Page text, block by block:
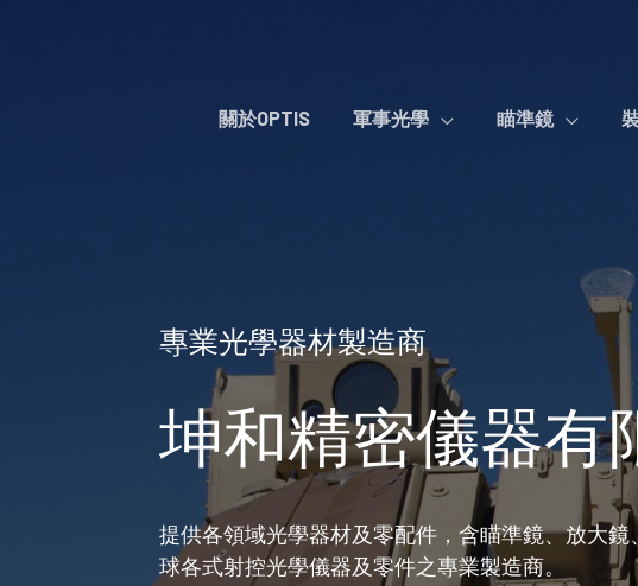
關於OPTIS 軍事光學 瞄準鏡
專業光學器材製造商
坤和精密儀器有
提供各領域光學器材及零配件，含瞄準鏡、放大
球各式射控光學儀器及零件之專業製造商。